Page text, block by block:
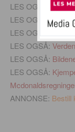
LES OGSÅ:
LES OGSÅ:Her
LES OGSÅ:
Se
LES OGSÅ:
LES OGSÅ:
LES OGSÅ:
ANNONSE: Bestill